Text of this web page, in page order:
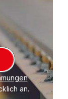
an.